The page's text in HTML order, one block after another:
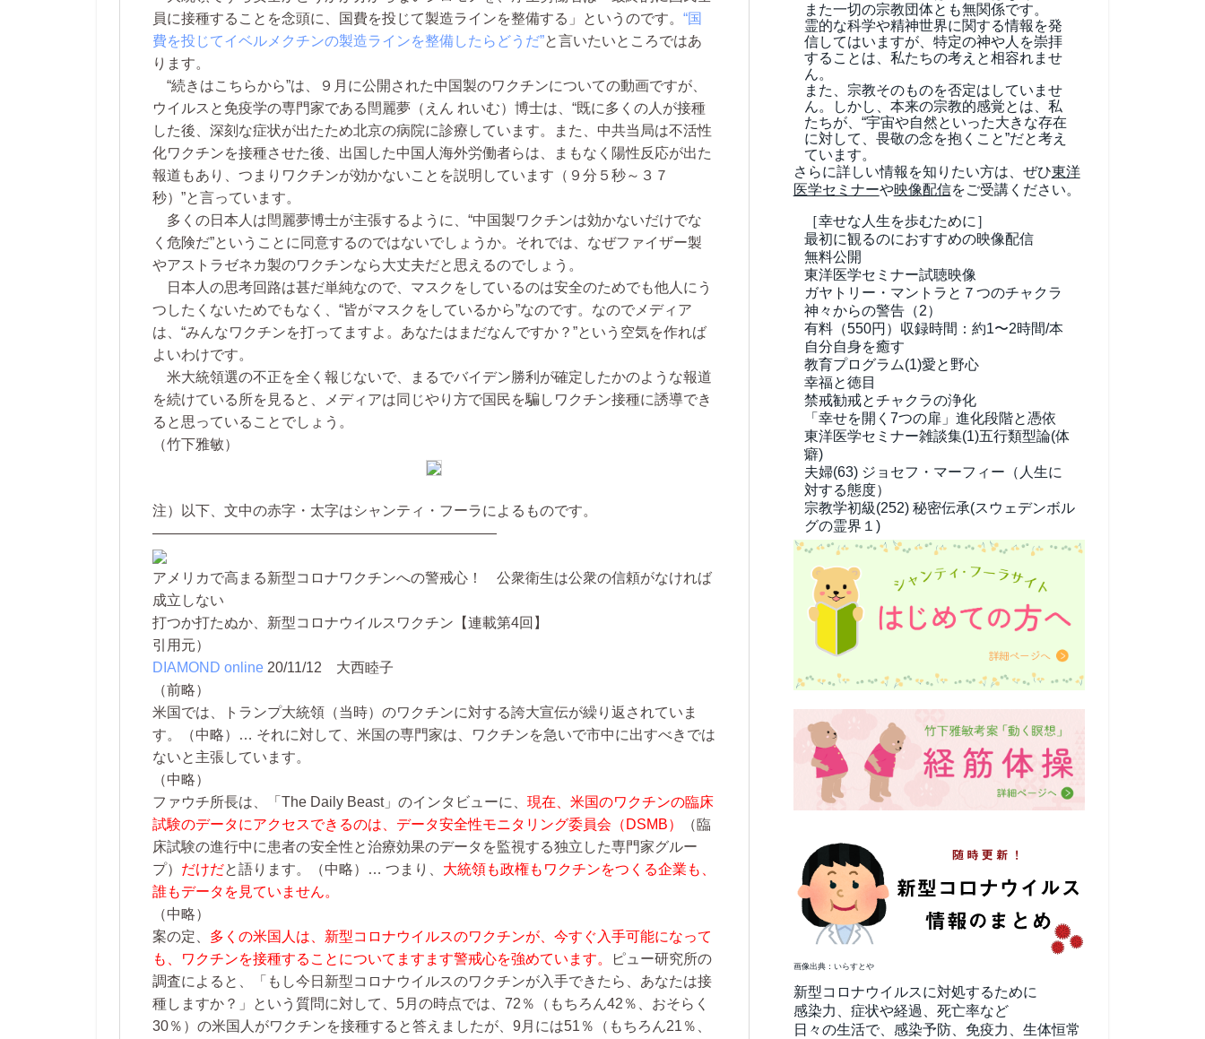
員に接種することを念頭に、国費を投じて製造ラインを整備する」というのです。 “国
費を投じてイベルメクチンの製造ラインを整備したらどうだ”と言いたいところではあ
ります。
“続きはこちらから”は、９月に公開された中国製のワクチンについての動画ですが、
ウイルスと免疫学の専門家である閆麗夢（えん れいむ）博士は、“既に多くの人が接種
した後、深刻な症状が出たため北京の病院に診療しています。また、中共当局は不活性
化ワクチンを接種させた後、出国した中国人海外労働者らは、まもなく陽性反応が出た
報道もあり、つまりワクチンが効かないことを説明しています（９分５秒～３７
秒）”と言っています。
多くの日本人は閆麗夢博士が主張するように、“中国製ワクチンは効かないだけでな
く危険だ”ということに同意するのではないでしょうか。それでは、なぜファイザー製
やアストラゼネカ製のワクチンなら大丈夫だと思えるのでしょう。
日本人の思考回路は甚だ単純なので、マスクをしているのは安全のためでも他人にう
つしたくないためでもなく、“皆がマスクをしているから”なのです。なのでメディア
は、“みんなワクチンを打ってますよ。あなたはまだなんですか？”という空気を作れば
よいわけです。
米大統領選の不正を全く報じないで、まるでバイデン勝利が確定したかのような報道
を続けている所を見ると、メディアは同じやり方で国民を騙しワクチン接種に誘導でき
ると思っていることでしょう。
（竹下雅敏）
注）以下、文中の赤字・太字はシャンティ・フーラによるものです。
————————————————————————
アメリカで高まる新型コロナワクチンへの警戒心！ 公衆衛生は公衆の信頼がなければ
成立しない
打つか打たぬか、新型コロナウイルスワクチン【連載第4回】
引用元）
DIAMOND online 20/11/12 大西睦子
（前略）
米国では、トランプ大統領（当時）のワクチンに対する誇大宣伝が繰り返されていま
す。
（中略）… それに対して、米国の専門家は、ワクチンを急いで市中に出すべきでは
ないと主張しています。
（中略）
ファウチ所長は、「The Daily Beast」のインタビューに、 現在、米国のワクチンの臨床
試験のデータにアクセスできるのは、データ安全性モニタリング委員会（DSMB）
（臨
床試験の進行中に患者の安全性と治療効果のデータを監視する独立した専門家グルー
プ） だけだと語ります。 （中略）… つまり、 大統領も政権もワクチンをつくる企業も、
誰もデータを見ていません。
（中略）
案の定、 多くの米国人は、新型コロナウイルスのワクチンが、今すぐ入手可能になって
も、ワクチンを接種することについてますます警戒心を強めています。
ピュー研究所の
調査によると、「もし今日新型コロナウイルスのワクチンが入手できたら、あなたは接
種しますか？」という質問に対して、5月の時点では、72％（もちろん42％、おそらく
30％）の米国人がワクチンを接種すると答えましたが、9月には51％（もちろん21％、
また一切の宗教団体とも無関係です。
霊的な科学や精神世界に関する情報を発
信してはいますが、特定の神や人を崇拝
することは、私たちの考えと相容れませ
ん。
また、宗教そのものを否定はしていませ
ん。しかし、本来の宗教的感覚とは、私
たちが、“宇宙や自然といった大きな存在
に対して、畏敬の念を抱くこと”だと考え
ています。
さらに詳しい情報を知りたい方は、ぜひ東洋
医学セミナーや映像配信をご受講ください。
［幸せな人生を歩むために］
最初に観るのにおすすめの映像配信
無料公開
東洋医学セミナー試聴映像
ガヤトリー・マントラと７つのチャクラ
神々からの警告（2）
有料（550円） 収録時間：約1〜2時間/本
自分自身を癒す
教育プログラム(1)愛と野心
幸福と徳目
禁戒勧戒とチャクラの浄化
「幸せを開く7つの扉」進化段階と憑依
東洋医学セミナー雑談集(1)五行類型論(体
癖)
夫婦(63) ジョセフ・マーフィー（人生に
対する態度）
宗教学初級(252) 秘密伝承(スウェデンボル
グの霊界１)
画像出典：いらすとや
新型コロナウイルスに対処するために
感染力、症状や経過、死亡率など
日々の生活で、感染予防、免疫力、生体恒常